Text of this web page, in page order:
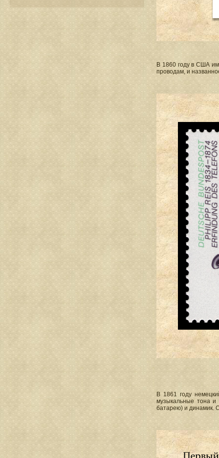
В 1860 году в США
проводам, и
В 1861 году
музыкальные тона и
батарею) и динамик.